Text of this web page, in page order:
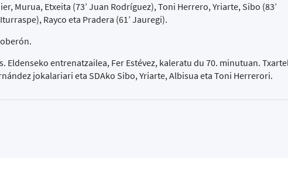
Murua, Etxeita (73’ Juan Rodríguez), Toni Herrero, Yriarte, Sibo (83’
Rayco eta Pradera (61’ Jauregi).
Eldenseko entrenatzailea, Fer Estévez, kaleratu du 70. minutuan.
jokalariari eta SDAko Sibo, Yriarte, Albisua eta Toni Herrerori.